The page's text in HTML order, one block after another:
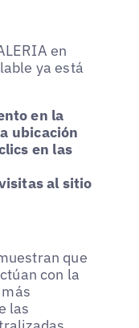
en
ya está
en la
ubicación
en las
al sitio
que
con la
las